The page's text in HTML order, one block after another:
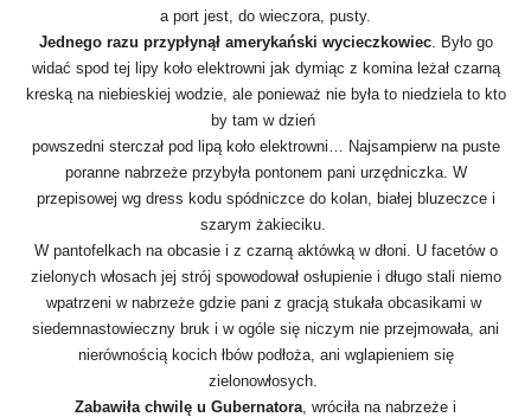
a port jest, do wieczora, pusty.
Jednego razu przypłynął amerykański wycieczkowiec. Było go
widać spod tej lipy koło elektrowni jak dymiąc z komina leżał czarną
kreską na niebieskiej wodzie, ale ponieważ nie była to niedziela to kto
by tam w dzień
powszedni sterczał pod lipą koło elektrowni… Najsampierw na puste
poranne nabrzeże przybyła pontonem pani urzędniczka. W
przepisowej wg dress kodu spódniczce do kolan, białej bluzeczce i
szarym żakieciku.
W pantofelkach na obcasie i z czarną aktówką w dłoni. U facetów o
zielonych włosach jej strój spowodował osłupienie i długo stali niemo
wpatrzeni w nabrzeże gdzie pani z gracją stukała obcasikami w
siedemnastowieczny bruk i w ogóle się niczym nie przejmowała, ani
nierównością kocich łbów podłoża, ani wglapieniem się
zielonowłosych.
Zabawiła chwilę u Gubernatora, wróciła na nabrzeże i